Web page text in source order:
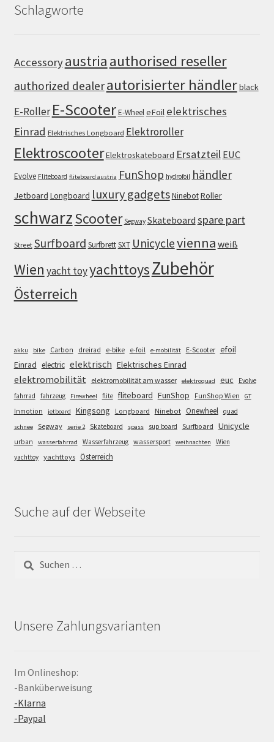
Schlagworte
Accessoryaustria authorised reseller
authorized dealerautorisierter händlerblack
E-Roller E-ScooterE-WheeleFoil elektrisches
Einrad Elektrisches Longboard Elektroroller
ElektroscooterElektroskateboard Ersatzteil EUC
Evolve Fliteboard fliteboard austria FunShop hydrofoil händler
Jetboard Longboard luxury gadgetsNinebotRoller
schwarzScooter Segway Skateboard spare part
Street Surfboard SurfbrettSXT Unicyclevienna weiß
Wien yacht toyyachttoysZubehör
Österreich
akku bike Carbon dreirad e-bike e-foil e-mobilität E-Scooter efoil
Einrad electric elektrisch Elektrisches Einrad
elektromobilität elektromobilität am wasser elektroquad euc
Evolve
fahrrad
fahrzeug Firewheel flite fliteboard FunShop FunShop Wien GT
Inmotion jetboard Kingsong Longboard Ninebot Onewheel quad
schnee Segway serie 2 Skateboard spass sup board Surfboard Unicycle
urban wasserfahrrad Wasserfahrzeug wassersport weihnachten
Wien
yachttoy yachttoys Österreich
Suche auf der Webseite
nach:
Unsere Zahlungsvarianten
Im Onlineshop:
-Banküberweisung
-Klarna
-Paypal